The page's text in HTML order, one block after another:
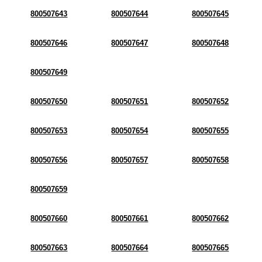
800507643 800507644 800507645
800507646 800507647 800507648
800507649
800507650 800507651 800507652
800507653 800507654 800507655
800507656 800507657 800507658
800507659
800507660 800507661 800507662
800507663 800507664 800507665